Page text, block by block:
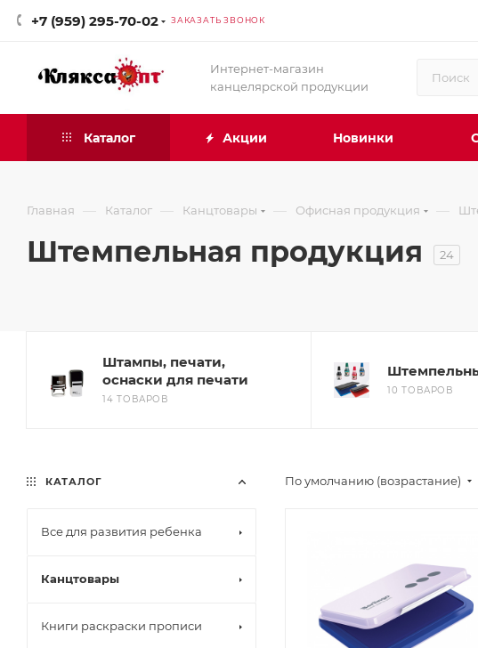
+7 (959) 295-70-02 ЗАКАЗАТЬ ЗВОНОК
Интернет-магазин
канцелярской продукции
Каталог Акции Новинки
Главная — Каталог — Канцтовары — Офисная продукция —
Штемпельная продукция 24
Штампы, печати,
оснаски для печати
14 ТОВАРОВ
10 ТОВАРОВ
По умолчанию (возрастание)
КАТАЛОГ
Все для развития ребенка
Канцтовары
Книги раскраски прописи